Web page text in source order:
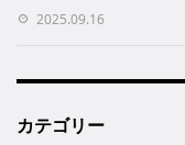
2025.09.16
カテゴリー